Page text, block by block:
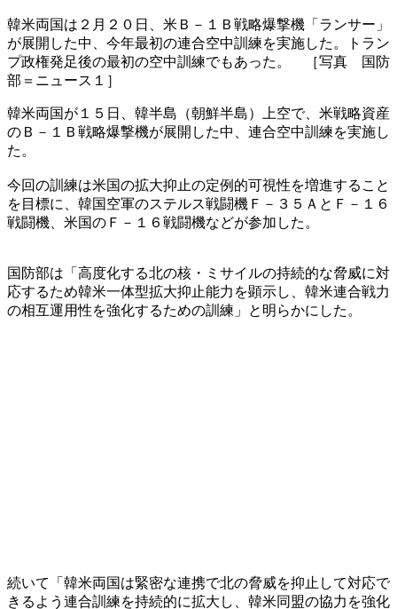
韓米両国は２月２０日、米Ｂ－１Ｂ戦略爆撃機「ランサー」
が展開した中、今年最初の連合空中訓練を実施した。トラン
プ政権発足後の最初の空中訓練でもあった。 ［写真 国防
部＝ニュース１］
韓米両国が１５日、韓半島（朝鮮半島）上空で、米戦略資産
のＢ－１Ｂ戦略爆撃機が展開した中、連合空中訓練を実施し
た。
今回の訓練は米国の拡大抑止の定例的可視性を増進すること
を目標に、韓国空軍のステルス戦闘機Ｆ－３５ＡとＦ－１６
戦闘機、米国のＦ－１６戦闘機などが参加した。
国防部は「高度化する北の核・ミサイルの持続的な脅威に対
応するため韓米一体型拡大抑止能力を顕示し、韓米連合戦力
の相互運用性を強化するための訓練」と明らかにした。
続いて「韓米両国は緊密な連携で北の脅威を抑止して対応で
きるよう連合訓練を持続的に拡大し、韓米同盟の協力を強化